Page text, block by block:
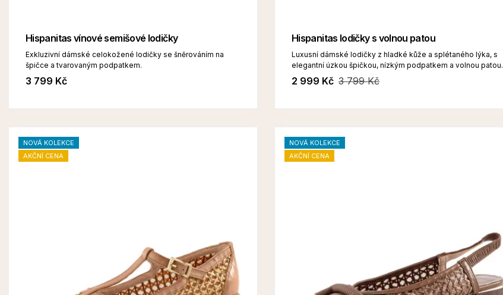
Hispanitas vínové semišové lodičky
Exkluzivní dámské celokožené lodičky se šněrováním na
špičce a tvarovaným podpatkem.
3 799 Kč
Hispanitas lodičky s volnou patou
Luxusní dámské lodičky z hladké kůže a splétaného lýka, s
elegantní úzkou špičkou, nízkým podpatkem a volnou patou.
2 999 Kč 3 799 Kč
NOVÁ KOLEKCE
AKČNÍ CENA
NOVÁ KOLEKCE
AKČNÍ CENA